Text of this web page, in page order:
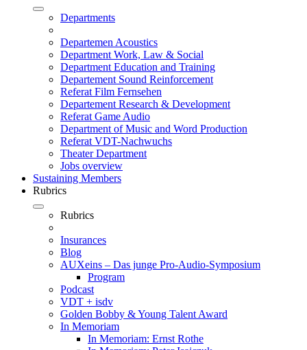
Departments
Departemen Acoustics
Department Work, Law & Social
Department Education and Training
Departement Sound Reinforcement
Referat Film Fernsehen
Departement Research & Development
Referat Game Audio
Department of Music and Word Production
Referat VDT-Nachwuchs
Theater Department
Jobs overview
Sustaining Members
Rubrics
Rubrics
Insurances
Blog
AUXeins – Das junge Pro-Audio-Symposium
Program
Podcast
VDT + isdv
Golden Bobby & Young Talent Award
In Memoriam
In Memoriam: Ernst Rothe